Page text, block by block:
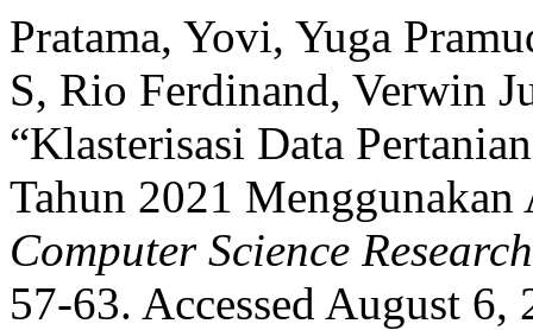
Pratama, Yovi, Yuga
S, Rio Ferdinand, Verwin
“Klasterisasi Data
Tahun 2021
Computer Science Research
57-63. Accessed August 6,